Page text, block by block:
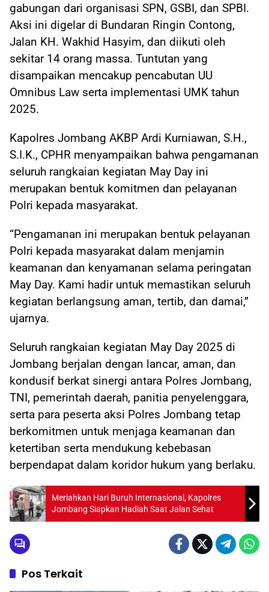
gabungan dari organisasi SPN, GSBI, dan SPBI.
Aksi ini digelar di Bundaran Ringin Contong,
Jalan KH. Wakhid Hasyim, dan diikuti oleh
sekitar 14 orang massa. Tuntutan yang
disampaikan mencakup pencabutan UU
Omnibus Law serta implementasi UMK tahun
2025.
Kapolres Jombang AKBP Ardi Kurniawan, S.H.,
S.I.K., CPHR menyampaikan bahwa pengamanan
seluruh rangkaian kegiatan May Day ini
merupakan bentuk komitmen dan pelayanan
Polri kepada masyarakat.
“Pengamanan ini merupakan bentuk pelayanan
Polri kepada masyarakat dalam menjamin
keamanan dan kenyamanan selama peringatan
May Day. Kami hadir untuk memastikan seluruh
kegiatan berlangsung aman, tertib, dan damai,”
ujarnya.
Seluruh rangkaian kegiatan May Day 2025 di
Jombang berjalan dengan lancar, aman, dan
kondusif berkat sinergi antara Polres Jombang,
TNI, pemerintah daerah, panitia penyelenggara,
serta para peserta aksi Polres Jombang tetap
berkomitmen untuk menjaga keamanan dan
ketertiban serta mendukung kebebasan
berpendapat dalam koridor hukum yang berlaku.
Meriahkan Hari Buruh Internasional, Kapolres
Jombang Siapkan Hadiah Saat Jalan Sehat
Pos Terkait